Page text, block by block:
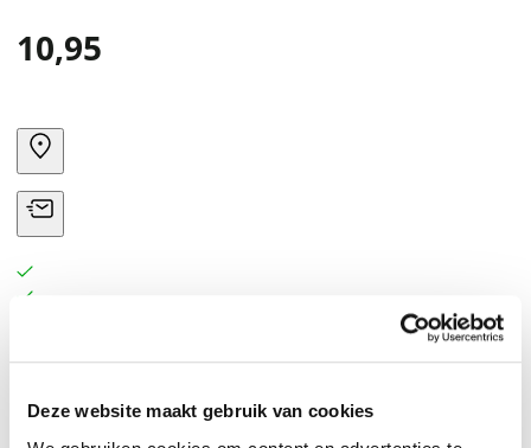
Deze website maakt gebruik van cookies
10,95
a fortress to hide in. But then he meets Mole, who loves